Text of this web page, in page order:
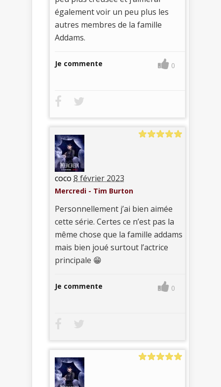
également voir un peu plus les
autres membres de la famille
Addams.
Je commente 0
coco 8 février 2023
Mercredi - Tim Burton
Personnellement j’ai bien aimée
cette série. Certes ce n’est pas la
même chose que la famille addams
mais bien joué surtout l’actrice
principale 😁
Je commente 0